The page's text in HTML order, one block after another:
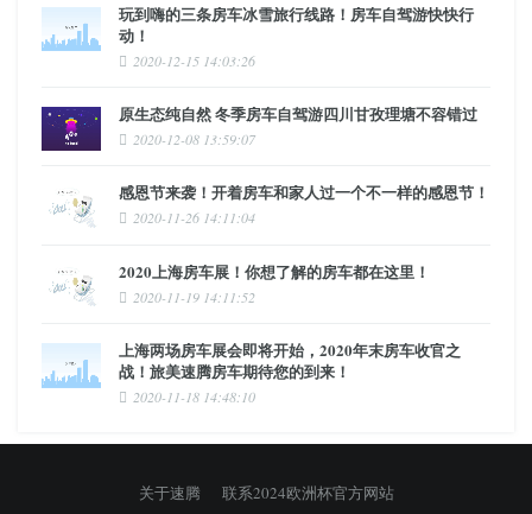
玩到嗨的三条房车冰雪旅行线路！房车自驾游快快行
动！
2020-12-15 14:03:26
原生态纯自然 冬季房车自驾游四川甘孜理塘不容错过
2020-12-08 13:59:07
感恩节来袭！开着房车和家人过一个不一样的感恩节！
2020-11-26 14:11:04
2020上海房车展！你想了解的房车都在这里！
2020-11-19 14:11:52
上海两场房车展会即将开始，2020年末房车收官之
战！旅美速腾房车期待您的到来！
2020-11-18 14:48:10
关于速腾 联系2024欧洲杯官方网站